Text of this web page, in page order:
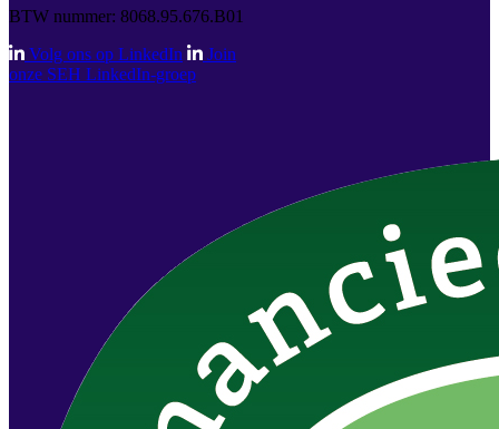
BTW nummer: 8068.95.676.B01
Volg ons op LinkedIn
Join
onze SEH LinkedIn-groep